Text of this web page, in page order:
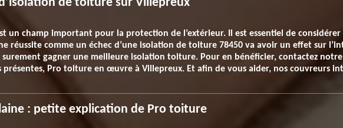
un champ important pour la protection de l’extérieur. Il est essentiel de
réussite comme un échec d’une isolation de toiture 78450 va avoir un effet sur
surement gagner une meilleure isolation toiture. Pour en bénéficier, contactez
présentes, Pro toiture en œuvre à Villepreux. Et afin de vous aider, nos couvreurs
: petite explication de Pro toiture